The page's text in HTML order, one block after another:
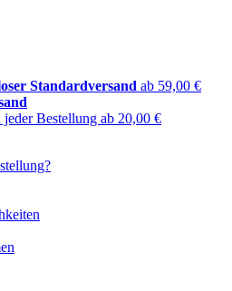
Standardversand ab 59,00 €
jeder Bestellung ab 20,00 €